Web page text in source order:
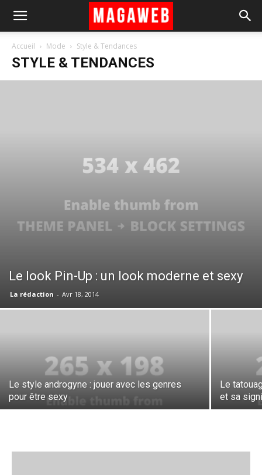
Accueil Mode Style & Tendances
STYLE & TENDANCES
Le look Pin-Up : un look moderne et sexy
La rédaction - Avr 18, 2014
Le style androgyne : jouer avec les genres
pour être sexy
Le
et sa